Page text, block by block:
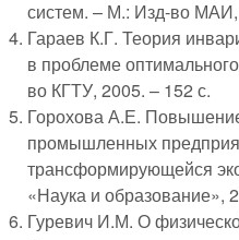
систем. – М.: Изд-во МАИ,
Гараев К.Г. Теория
в проблеме
во КГТУ, 2005. – 152 с.
Горохова А.Е.
промышленных
трансформирующейся
«Наука и образование»,
Гуревич И.М. О